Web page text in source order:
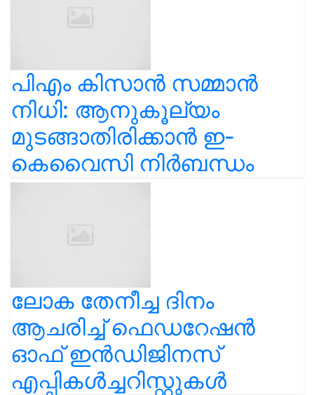
പിഎം കിസാൻ സമ്മാൻ
നിധി: ആനുകൂല്യം
മുടങ്ങാതിരിക്കാൻ ഇ-
കെവൈസി നിർബന്ധം
ലോക തേനീച്ച ദിനം
ആചരിച്ച് ഫെഡറേഷൻ
ഓഫ് ഇൻഡിജിനസ്
എപ്പികൾച്ചറിസ്റ്റുകൾ